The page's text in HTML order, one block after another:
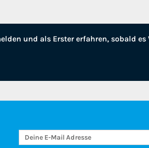
und als Erster erfahren, sobald